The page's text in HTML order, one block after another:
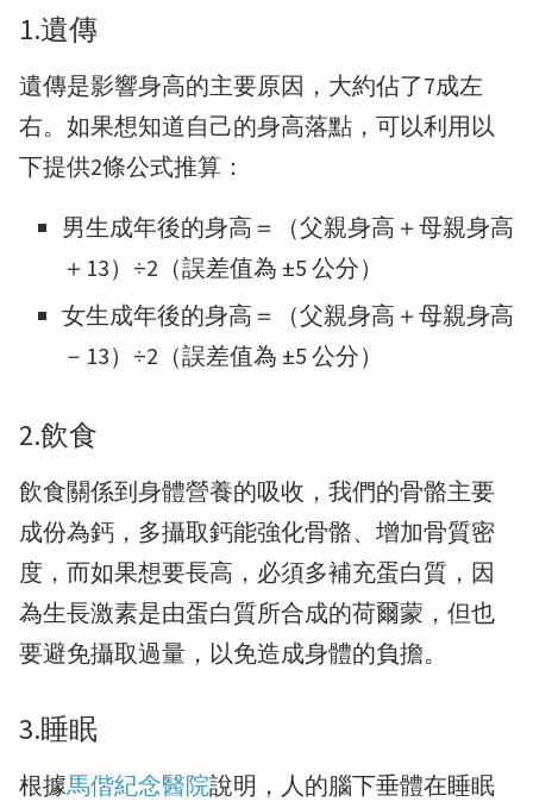
1.遺傳
遺傳是影響身高的主要原因，大約佔了7成左
右。如果想知道自己的身高落點，可以利用以
下提供2條公式推算：
男生成年後的身高＝（父親身高＋母親身高
＋13）÷2（誤差值為 ±5 公分）
女生成年後的身高＝（父親身高＋母親身高
－13）÷2（誤差值為 ±5 公分）
2.飲食
飲食關係到身體營養的吸收，我們的骨骼主要
成份為鈣，多攝取鈣能強化骨骼、增加骨質密
度，而如果想要長高，必須多補充蛋白質，因
為生長激素是由蛋白質所合成的荷爾蒙，但也
要避免攝取過量，以免造成身體的負擔。
3.睡眠
根據馬偕紀念醫院說明，人的腦下垂體在睡眠